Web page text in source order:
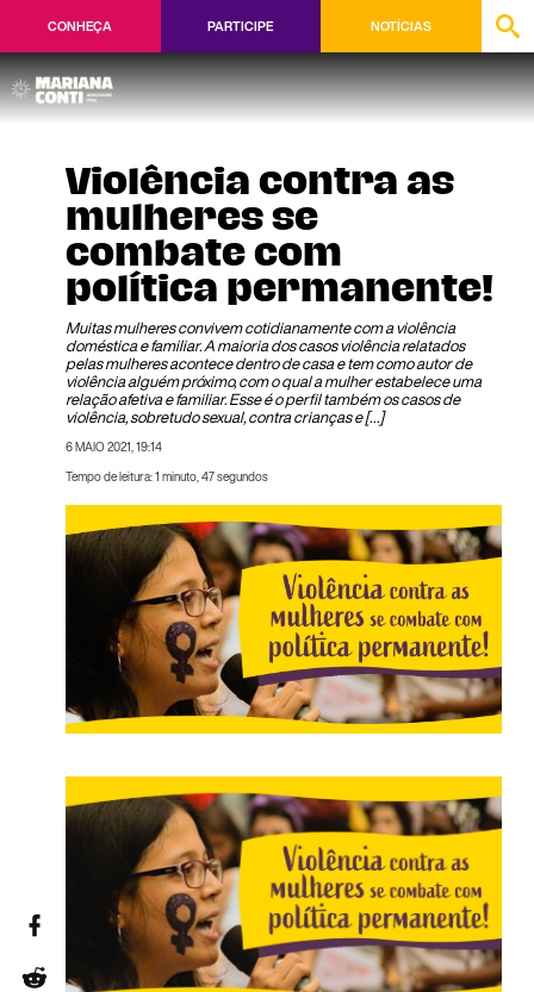
CONHEÇA PARTICIPE NOTÍCIAS
Violência contra as
mulheres se
combate com
política permanente!
Muitas mulheres convivem cotidianamente com a violência
doméstica e familiar. A maioria dos casos violência relatados
pelas mulheres acontece dentro de casa e tem como autor de
violência alguém próximo, com o qual a mulher estabelece uma
relação afetiva e familiar. Esse é o perfil também os casos de
violência, sobretudo sexual, contra crianças e […]
6 MAIO 2021, 19:14
Tempo de leitura: 1 minuto, 47 segundos